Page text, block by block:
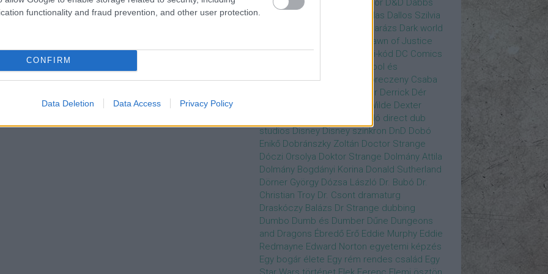
functionality and fraud prevention, and other user protection.
CONFIRM
Data Deletion Data Access Privacy Policy
Czigány Judit Czvetkó Sándor D&D Dabbs
Greer
Dallas Dallos Szilvia
Darázs Dark world
Dawn of Justice
Days of Future Past
Da Vinci-kód DC Comics
Deadpool és
Rozsomák Dead To Me
Debreczeny Csaba
Denevérember Derrick Dér
Devora Wilde Dexter
díjátadó direct dub
studios Disney Disney szinkron DnD Dobó
Enikő Dobránszky Zoltán Doctor Strange
Dóczi Orsolya Doktor Strange Dolmány Attila
Dolmány Bogdányi Korina Donald Sutherland
Dörner György Dózsa László Dr. Bubó Dr.
Christian Troy Dr. Csont dramaturg
Draskóczy Balázs Dr Strange dubbing
Dumbo Dumb és Dumber Dűne Dungeons
and Dragons Ébredő Erő Eddie Murphy Eddie
Redmayne Edward Norton egyetemi képzés
Egy bogár élete Egy rém rendes család Egy